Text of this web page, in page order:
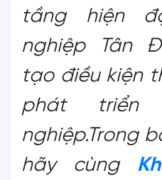
tầng hiện
nghiệp Tân
tạo điều kiện
phát triển
nghiệp.Trong
hãy cùng